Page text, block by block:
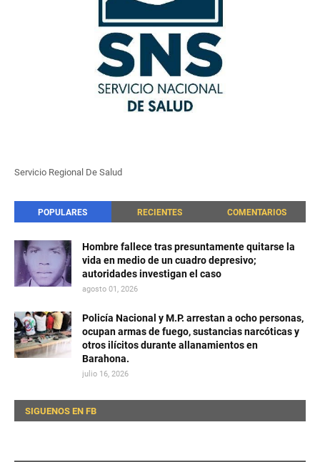
Servicio Regional De Salud
POPULARES RECIENTES COMENTARIOS
Hombre fallece tras presuntamente quitarse la
vida en medio de un cuadro depresivo;
autoridades investigan el caso
agosto 01, 2026
Policía Nacional y M.P. arrestan a ocho personas,
ocupan armas de fuego, sustancias narcóticas y
otros ilícitos durante allanamientos en
Barahona.
julio 16, 2026
SIGUENOS EN FB